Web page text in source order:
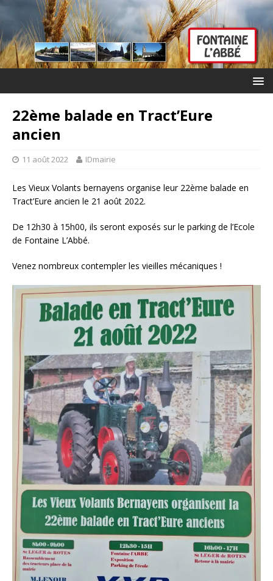
22ème balade en Tract’Eure
ancien
11 août 2022 IDmairie
Les Vieux Volants bernayens organise leur 22ème balade en
Tract’Eure ancien le 21 août 2022.
De 12h30 à 15h00, ils seront exposés sur le parking de l’Ecole
de Fontaine L’Abbé.
Venez nombreux contempler les vieilles mécaniques !